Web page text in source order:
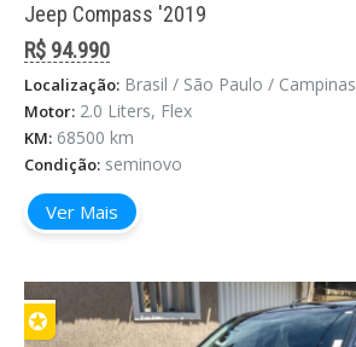
Jeep Compass '2019
R$ 94.990
Localização: Brasil / São Paulo / Campinas
Motor: 2.0 Liters, Flex
KM: 68500 km
Condição: seminovo
Ver Mais
✪